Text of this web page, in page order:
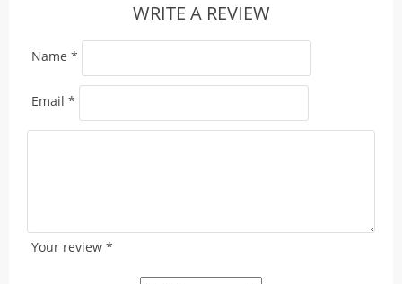
WRITE A REVIEW
Your review *
Name *
Email *